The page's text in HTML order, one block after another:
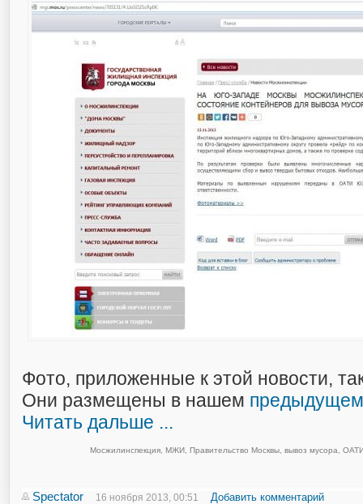
Фото, приложенные к этой новости,
Они размещены в нашем предыдущем
Читать дальше ...
Мосжилинспекция, МЖИ, Правительство Москвы, вывоз мусора
Spectator 16 ноября 2013, 00:51 Добавить комментарий